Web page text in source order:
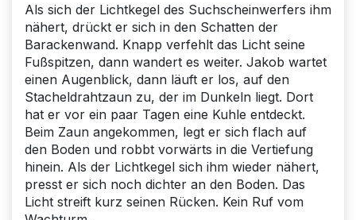
Als sich der Lichtkegel des Suchscheinwerfers ihm
nähert, drückt er sich in den Schatten der
Barackenwand. Knapp verfehlt das Licht seine
Fußspitzen, dann wandert es weiter. Jakob wartet
einen Augenblick, dann läuft er los, auf den
Stacheldrahtzaun zu, der im Dunkeln liegt. Dort
hat er vor ein paar Tagen eine Kuhle entdeckt.
Beim Zaun angekommen, legt er sich flach auf
den Boden und robbt vorwärts in die Vertiefung
hinein. Als der Lichtkegel sich ihm wieder nähert,
presst er sich noch dichter an den Boden. Das
Licht streift kurz seinen Rücken. Kein Ruf vom